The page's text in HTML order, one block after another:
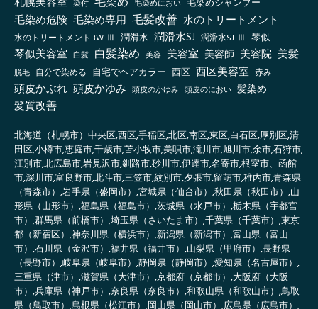
染付 毛染めにおい
毛染め危険 毛染め専用 毛髪改善 水のトリートメント
水のトリートメントBW-Ⅲ 潤滑水 潤滑水SJ 潤滑水SJ-Ⅲ 琴似
琴似美容室 白髪 白髪染め 美容 美容室 美容師 美容院 美髪
脱毛 自分で染める 自宅でヘアカラー 西区 西区美容室 赤み
頭皮かぶれ 頭皮かゆみ 頭皮のかゆみ 頭皮のにおい 髪染め
髪質改善
北海道（札幌市）中央区,西区,手稲区,北区,南区,東区,白石区,厚別区,清
田区,小樽市,恵庭市,千歳市,苫小牧市,美唄市,滝川市,旭川市,余市,石狩市,
江別市,北広島市,岩見沢市,釧路市,砂川市,伊達市,名寄市,根室市、函館
市,深川市,富良野市,北斗市,三笠市,紋別市,夕張市,留萌市,稚内市,青森県
（青森市）,岩手県（盛岡市）,宮城県（仙台市）,秋田県（秋田市）,山
形県（山形市）,福島県（福島市）,茨城県（水戸市）,栃木県（宇都宮
市）,群馬県（前橋市）,埼玉県（さいたま市）,千葉県（千葉市）,東京
都（新宿区）,神奈川県（横浜市）,新潟県（新潟市）,富山県（富山
市）,石川県（金沢市）,福井県（福井市）,山梨県（甲府市）,長野県
（長野市）,岐阜県（岐阜市）,静岡県（静岡市）,愛知県（名古屋市）,
三重県（津市）,滋賀県（大津市）,京都府（京都市）,大阪府（大阪
市）,兵庫県（神戸市）,奈良県（奈良市）,和歌山県（和歌山市）,鳥取
県（鳥取市）,島根県（松江市）,岡山県（岡山市）,広島県（広島市）,